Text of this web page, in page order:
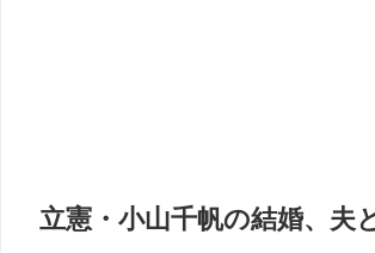
立憲・小山千帆の結婚、夫